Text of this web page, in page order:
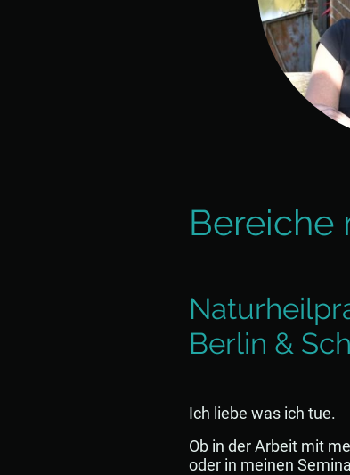
Bereiche
Berlin &
Ich liebe was ich tue.
Ob in der Arbeit mit
oder in meinen